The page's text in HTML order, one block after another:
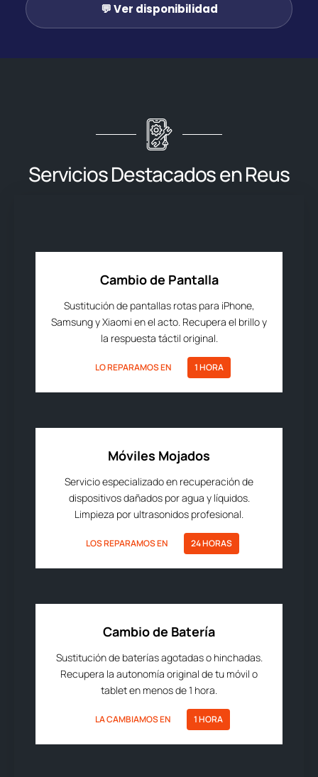
💬 Ver disponibilidad
Servicios Destacados en Reus
Cambio de Pantalla
Sustitución de pantallas rotas para iPhone,
Samsung y Xiaomi en el acto. Recupera el brillo y
la respuesta táctil original.
LO REPARAMOS EN 1 HORA
Móviles Mojados
Servicio especializado en recuperación de
dispositivos dañados por agua y líquidos.
Limpieza por ultrasonidos profesional.
LOS REPARAMOS EN 24 HORAS
Cambio de Batería
Sustitución de baterías agotadas o hinchadas.
Recupera la autonomía original de tu móvil o
tablet en menos de 1 hora.
LA CAMBIAMOS EN 1 HORA